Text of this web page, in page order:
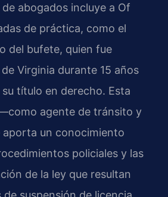
abogados incluye a Of
de práctica, como el
del bufete, quien fue
Virginia durante 15 años
título en derecho. Esta
agente de tránsito y
un conocimiento
policiales y las
de la ley que resultan